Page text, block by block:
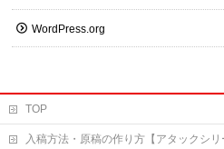
WordPress.org
TOP
入稿方法・原稿の作り方【アタックシリ